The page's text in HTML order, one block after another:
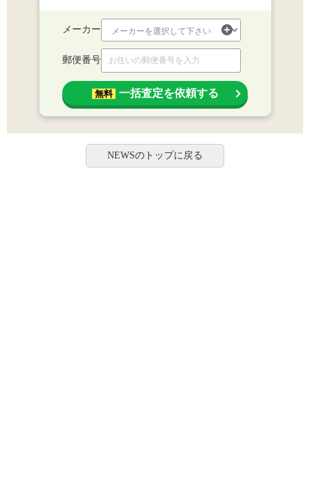
メーカー
郵便番号
無料 一括査定を依頼する
NEWSのトップに戻る